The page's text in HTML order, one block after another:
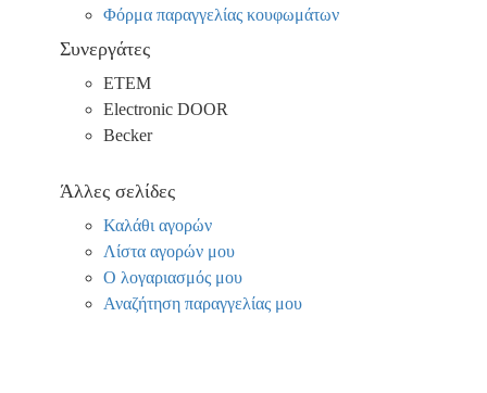
Φόρμα παραγγελίας κουφωμάτων
Συνεργάτες
ΕΤΕΜ
Electronic DOOR
Becker
Άλλες σελίδες
Καλάθι αγορών
Λίστα αγορών μου
Ο λογαριασμός μου
Αναζήτηση παραγγελίας μου